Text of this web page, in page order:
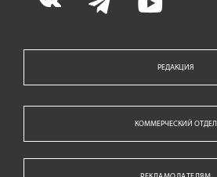
РЕДАКЦИЯ
КОММЕРЧЕСКИЙ ОТДЕЛ